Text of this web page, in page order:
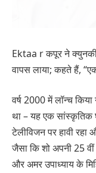
Ektaa r कपूर ने क्युनकी
वापस लाया; कहते हैं,
वर्ष 2000 में लॉन्च
था – यह एक सांस्कृतिक
टेलीविजन पर हावी रहा
जैसा कि शो अपनी 25 वीं
और अमर उपाध्याय के